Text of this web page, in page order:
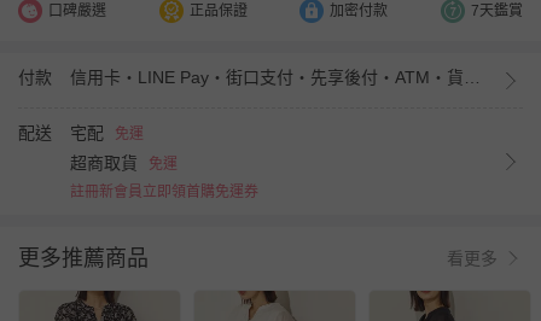
口碑嚴選 正品保證 加密付款 7天鑑賞
付款
配送 宅配 免運
超商取貨
免運
註冊新會員立即領首購免運券
更多推薦商品 看更多